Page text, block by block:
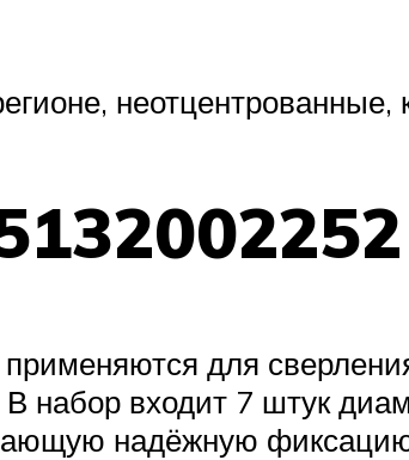
неотцентрованные,
для
входит 7 штук
надёжную